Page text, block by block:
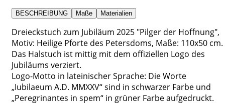
BESCHREIBUNG Maße Materialien
Dreieckstuch zum Jubiläum 2025 "Pilger der Hoffnung",
Motiv: Heilige Pforte des Petersdoms, Maße: 110x50 cm.
Das Halstuch ist mittig mit dem offiziellen Logo des
Jubiläums verziert.
Logo-Motto in lateinischer Sprache: Die Worte
„Iubilaeum A.D. MMXXV“ sind in schwarzer Farbe und
„Peregrinantes in spem“ in grüner Farbe aufgedruckt.